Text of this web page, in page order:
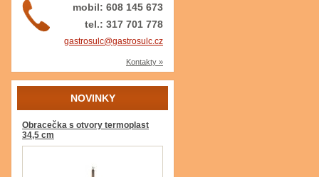
mobil: 608 145 673
tel.: 317 701 778
gastrosulc@gastrosulc.cz
Kontakty »
NOVINKY
Obracečka s otvory termoplast
34,5 cm